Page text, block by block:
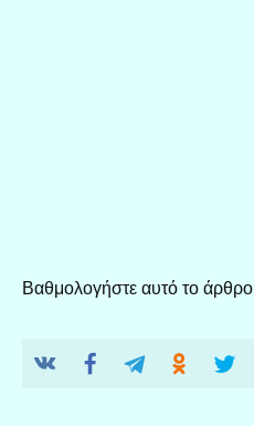
Βαθμολογήστε αυτό το άρθρο